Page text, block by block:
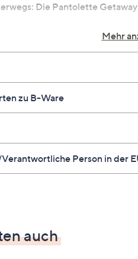
Die Pantolette
Gems Strappy
cm
Sonstiges
Mehr
zu B-Ware
Person in der
auch